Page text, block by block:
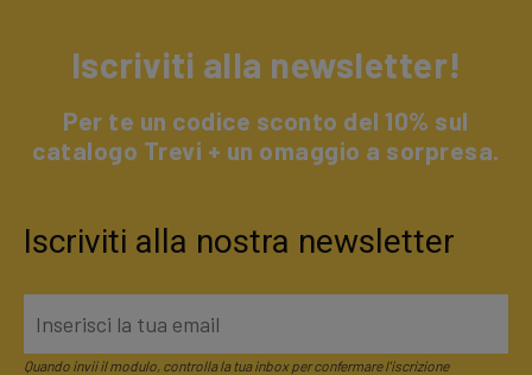
Iscriviti alla newsletter!
Per te un codice sconto del 10% sul
catalogo Trevi + un omaggio a sorpresa.
Iscriviti alla nostra newsletter
Quando invii il modulo, controlla la tua inbox per confermare l'iscrizione